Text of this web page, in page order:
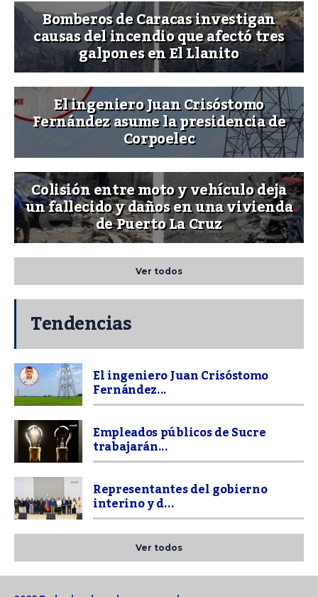
Bomberos de Caracas investigan
causas del incendio que afectó tres
galpones en El Llanito
El ingeniero Juan Crisóstomo
Fernández asume la presidencia de
Corpoelec
Colisión entre moto y vehículo deja
un fallecido y daños en una vivienda
de Puerto La Cruz
Ver todos
Tendencias
El ingeniero Juan Crisóstomo
Fernández...
Empleados públicos de Sucre
trabajarán...
Representantes del gobierno
interino y d...
Ver todos